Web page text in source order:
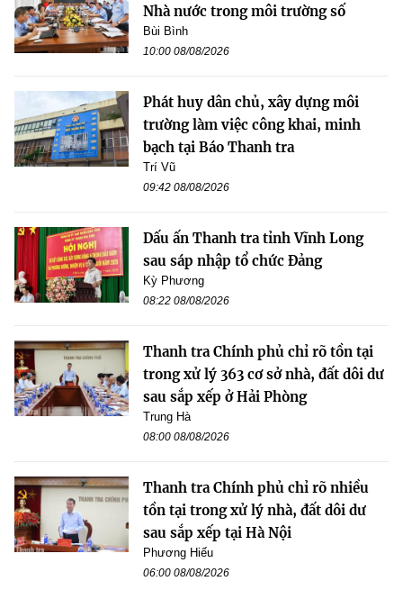
Nhà nước trong môi trường số
Bùi Bình
10:00 08/08/2026
Phát huy dân chủ, xây dựng môi
trường làm việc công khai, minh
bạch tại Báo Thanh tra
Trí Vũ
09:42 08/08/2026
Dấu ấn Thanh tra tỉnh Vĩnh Long
sau sáp nhập tổ chức Đảng
Kỳ Phương
08:22 08/08/2026
Thanh tra Chính phủ chỉ rõ tồn tại
trong xử lý 363 cơ sở nhà, đất dôi dư
sau sắp xếp ở Hải Phòng
Trung Hà
08:00 08/08/2026
Thanh tra Chính phủ chỉ rõ nhiều
tồn tại trong xử lý nhà, đất dôi dư
sau sắp xếp tại Hà Nội
Phương Hiếu
06:00 08/08/2026